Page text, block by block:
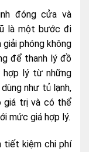
đóng cửa và
là một bước đi
phóng không
để thanh lý đồ
hợp lý từ những
như tủ lạnh,
giá trị và có thể
mức giá hợp lý.
tiết kiệm chi phí